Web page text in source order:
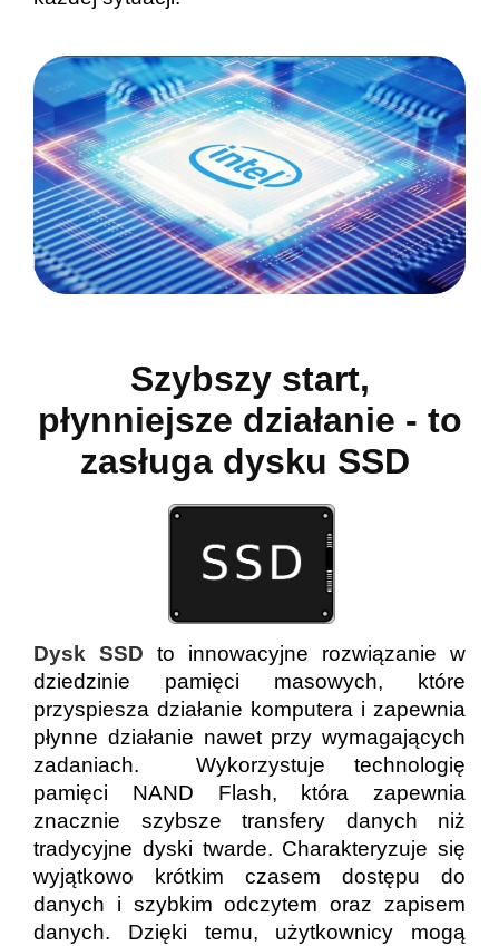
Szybszy start,
płynniejsze działanie - to
zasługa dysku SSD
Dysk SSD to innowacyjne rozwiązanie w
dziedzinie pamięci masowych, które
przyspiesza działanie komputera i zapewnia
płynne działanie nawet przy wymagających
zadaniach. Wykorzystuje technologię
pamięci NAND Flash, która zapewnia
znacznie szybsze transfery danych niż
tradycyjne dyski twarde. Charakteryzuje się
wyjątkowo krótkim czasem dostępu do
danych i szybkim odczytem oraz zapisem
danych. Dzięki temu, użytkownicy mogą